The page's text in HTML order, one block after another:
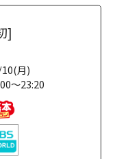
]
月)
～23:20